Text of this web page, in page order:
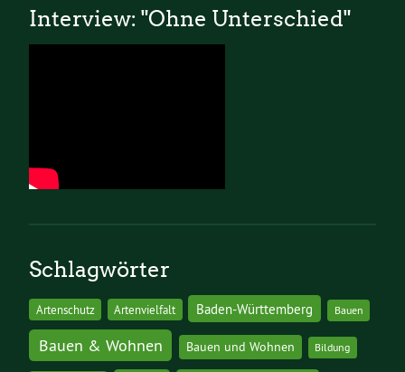
Interview: "Ohne Unterschied"
Schlagwörter
Artenschutz Artenvielfalt Baden-Württemberg Bauen
Bauen & Wohnen Bauen und Wohnen Bildung